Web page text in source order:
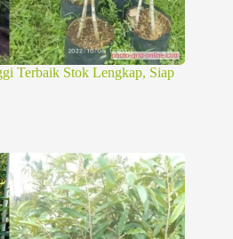
Terbaik Stok Lengkap, Siap